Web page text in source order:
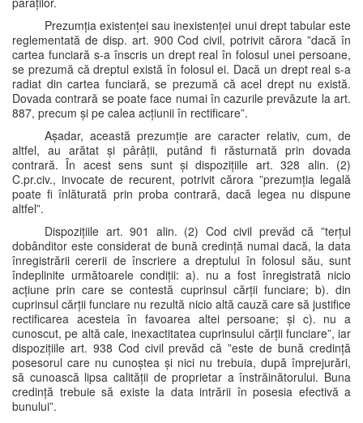
Prezumția existenței sau inexistenței unui drept tabular este
reglementată de disp. art. 900 Cod civil, potrivit cărora ”dacă în
cartea funciară s-a înscris un drept real în folosul unei persoane,
se prezumă că dreptul există în folosul ei. Dacă un drept real s-a
radiat din cartea funciară, se prezumă că acel drept nu există.
Dovada contrară se poate face numai în cazurile prevăzute la art.
887, precum și pe calea acțiunii în rectificare”.
Așadar, această prezumție are caracter relativ, cum, de
altfel, au arătat și pârâții, putând fi răsturnată prin dovada
contrară. În acest sens sunt și dispozițiile art. 328 alin. (2)
C.pr.civ., invocate de recurent, potrivit cărora ”prezumția legală
poate fi înlăturată prin proba contrară, dacă legea nu dispune
altfel”.
Dispozițiile art. 901 alin. (2) Cod civil prevăd că ”terțul
dobânditor este considerat de bună credință numai dacă, la data
înregistrării cererii de înscriere a dreptului în folosul său, sunt
îndeplinite următoarele condiții: a). nu a fost înregistrată nicio
acțiune prin care se contestă cuprinsul cărții funciare; b). din
cuprinsul cărții funciare nu rezultă nicio altă cauză care să justifice
rectificarea acesteia în favoarea altei persoane; și c). nu a
cunoscut, pe altă cale, inexactitatea cuprinsului cărții funciare”, iar
dispozițiile art. 938 Cod civil prevăd că ”este de bună credință
posesorul care nu cunoștea și nici nu trebuia, după împrejurări,
să cunoască lipsa calității de proprietar a înstrăinătorului. Buna
credință trebuie să existe la data intrării în posesia efectivă a
bunului”.